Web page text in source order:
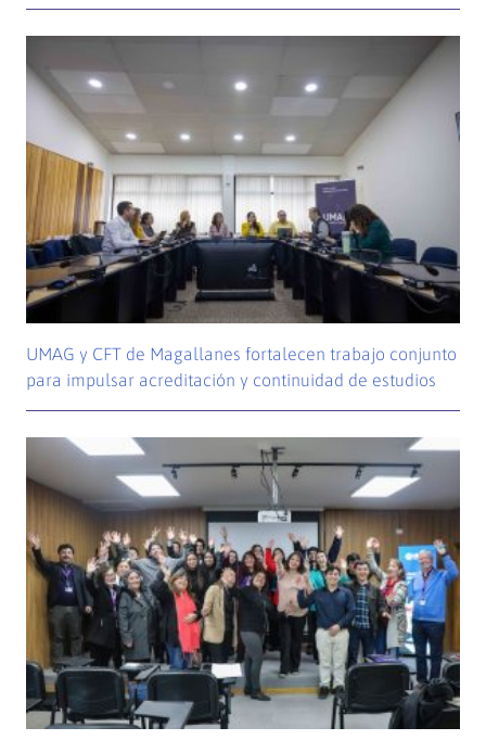
UMAG y CFT de Magallanes fortalecen trabajo conjunto
para impulsar acreditación y continuidad de estudios